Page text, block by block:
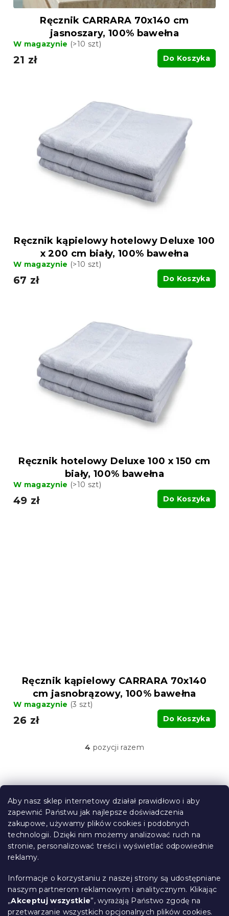
Aby nasz sklep internetowy działał prawidłowo i aby
zapewnić Państwu jak najlepsze doświadczenia
zakupowe, używamy plików cookies i podobnych
technologii. Dzięki nim możemy analizować ruch na
stronie, personalizować treści i wyświetlać odpowiednie
reklamy.
Informacje o korzystaniu z naszej strony są udostępniane
naszym partnerom reklamowym i analitycznym. Klikając
„Akceptuj wszystkie”, wyrażają Państwo zgodę na
przetwarzanie wszystkich opcjonalnych plików cookies.
w
Ręcznik CARRARA 70x140 cm
jasnoszary, 100% bawełna
W magazynie (>10 szt)
21 zł Do Koszyka
Ręcznik kąpielowy hotelowy Deluxe 100
x 200 cm biały, 100% bawełna
W magazynie (>10 szt)
67 zł Do Koszyka
Ręcznik hotelowy Deluxe 100 x 150 cm
biały, 100% bawełna
W magazynie (>10 szt)
49 zł Do Koszyka
Ręcznik kąpielowy CARRARA 70x140
cm jasnobrązowy, 100% bawełna
W magazynie (3 szt)
26 zł Do Koszyka
K
t
o
l
k
i
l
i
y
4 pozycji razem
S
Informacje dla Ciebie
Śledzenie zamówienia
Opcje dostawy
Metody płatności
Reklamacje i zwroty towarów
Kontakt
Regulamin
Ochrona danych osobowych